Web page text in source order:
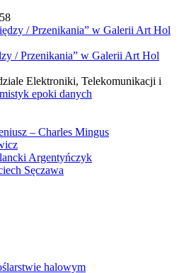
/ Przenikania” w Galerii Art Hol
Elektroniki, Telekomunikacji i
epoki danych
– Charles Mingus
Argentyńczyk
Sęczawa